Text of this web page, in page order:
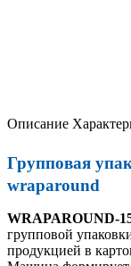
Описание
Групповая
wraparound
WRAPAROUND-
групповой
продукцией в